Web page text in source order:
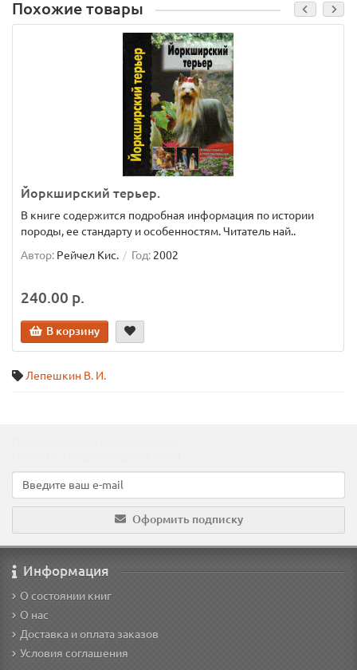
Похожие товары
Йоркширский терьер.
В книге содержится подробная информация по истории
породы, ее стандарту и особенностям. Читатель най..
Автор: Рейчел Кис. Год: 2002
240.00 р.
В корзину
Лепешкин В. И.
Оформить подписку
Информация
О состоянии книг
О нас
Доставка и оплата заказов
Условия соглашения